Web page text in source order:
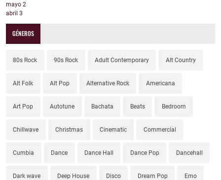
mayo 2
abril 3
GÉNEROS
80s Rock 90s Rock Adult Contemporary Alt Country
Alt Folk Alt Pop Alternative Rock Americana
Art Pop Autotune Bachata Beats Bedroom
Chillwave Christmas Cinematic Commercial
Cumbia Dance Dance Hall Dance Pop Dancehall
Dark wave Deep House Disco Dream Pop Emo